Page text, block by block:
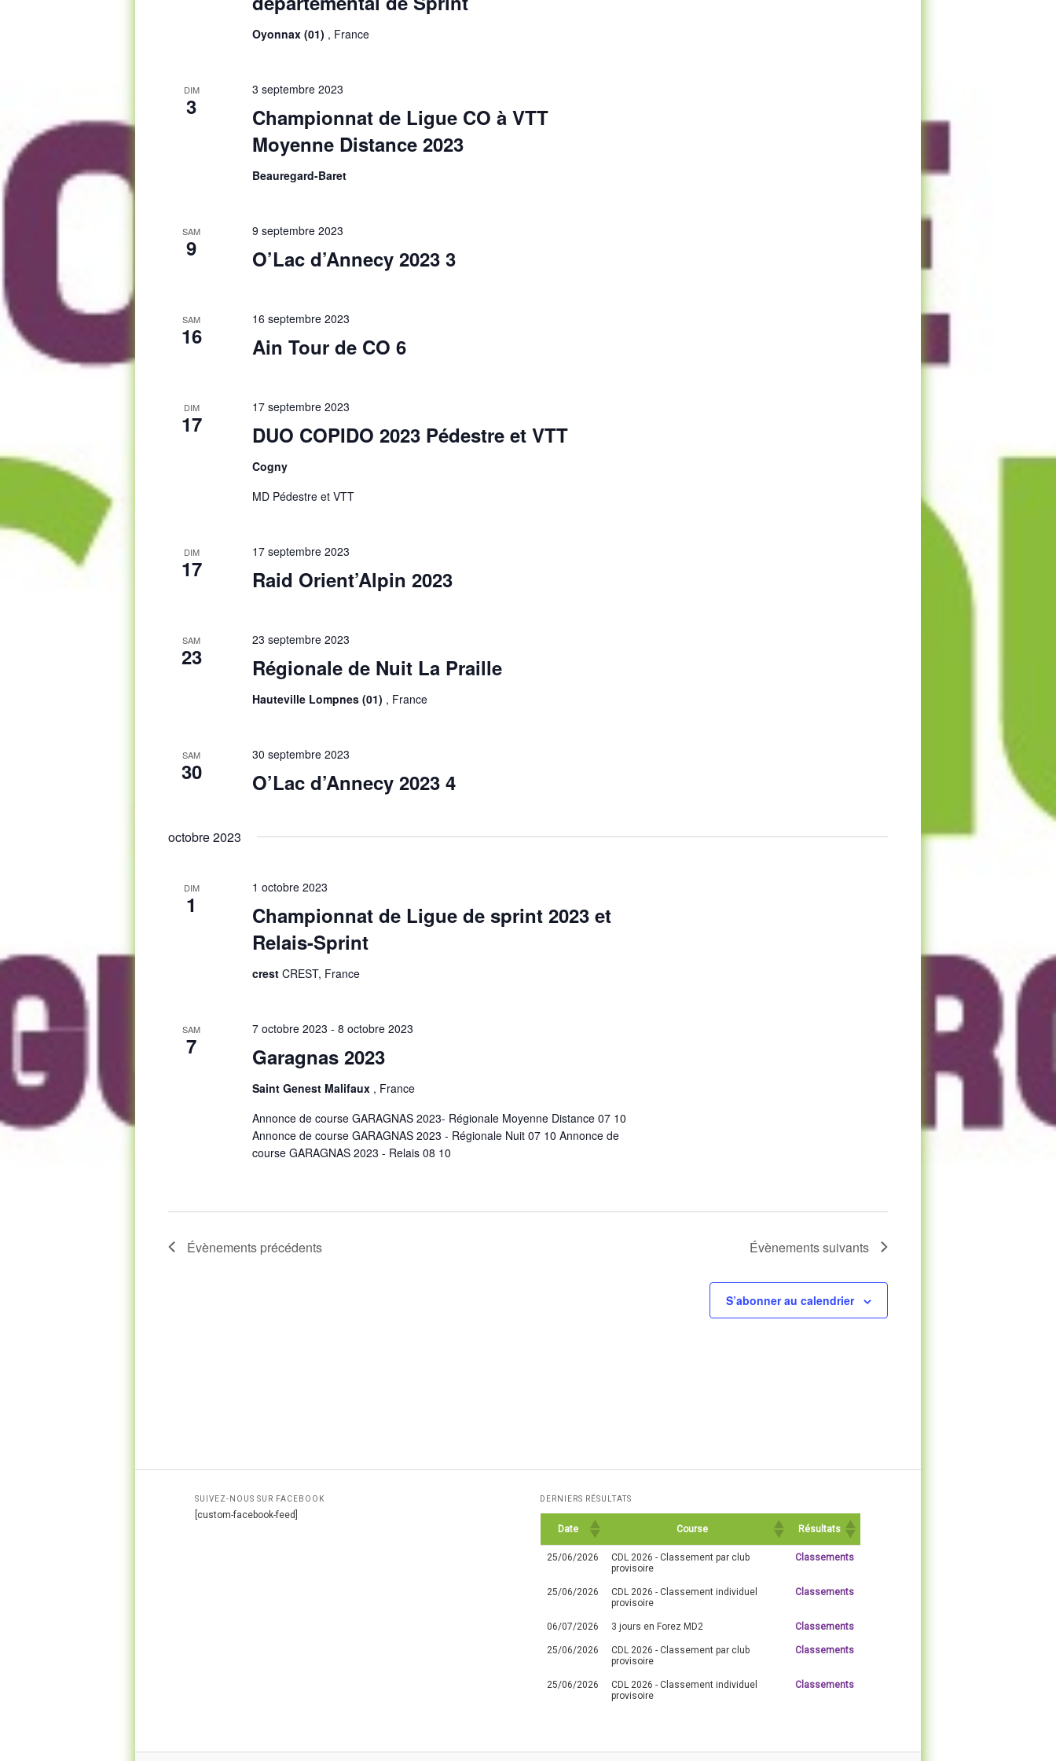
Oyonnax (01) , France
DIM
3
Championnat de Ligue CO à VTT
Moyenne Distance 2023
3 septembre 2023
Beauregard-Baret
SAM
9 O’Lac d’Annecy 2023 3
9 septembre 2023
SAM
16 Ain Tour de CO 6
16 septembre 2023
DIM
17 DUO COPIDO 2023 Pédestre et VTT
17 septembre 2023
Cogny
MD Pédestre et VTT
DIM
17 Raid Orient’Alpin 2023
17 septembre 2023
SAM
23 Régionale de Nuit La Praille
23 septembre 2023
Hauteville Lompnes (01) , France
SAM
30 O’Lac d’Annecy 2023 4
30 septembre 2023
octobre 2023
DIM
1
Championnat de Ligue de sprint 2023 et
Relais-Sprint
1 octobre 2023
crestCREST, France
SAM
7 Garagnas 2023
7 octobre 2023 -8 octobre 2023
Saint Genest Malifaux , France
Annonce de course GARAGNAS 2023- Régionale Moyenne Distance 07 10
Annonce de course GARAGNAS 2023 - Régionale Nuit 07 10 Annonce de
course GARAGNAS 2023 - Relais 08 10
Évènements précédents Évènementssuivants
S’abonner au calendrier
SUIVEZ-NOUS SUR FACEBOOK
[custom-facebook-feed]
DERNIERS RÉSULTATS
Date Course Résultats
25/06/2026
CDL 2026 - Classement par club
provisoire
Classements
25/06/2026
CDL 2026 - Classement individuel
provisoire
Classements
06/07/2026 3 jours en Forez MD2 Classements
25/06/2026
CDL 2026 - Classement par club
provisoire
Classements
25/06/2026
CDL 2026 - Classement individuel
provisoire
Classements